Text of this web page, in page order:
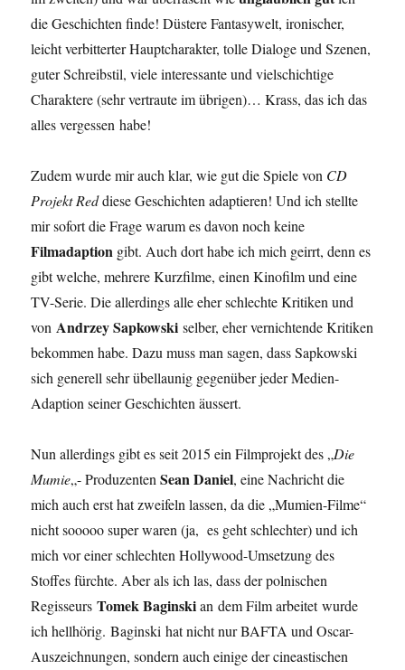
die Geschichten finde! Düstere Fantasywelt, ironischer,
leicht verbitterter Hauptcharakter, tolle Dialoge und Szenen,
guter Schreibstil, viele interessante und vielschichtige
Charaktere (sehr vertraute im übrigen)… Krass, das ich das
alles vergessen habe!
Zudem wurde mir auch klar, wie gut die Spiele von CD
Projekt Reddiese Geschichten adaptieren! Und ich stellte
mir sofort die Frage warum es davon noch keine
Filmadaption gibt. Auch dort habe ich mich geirrt, denn es
gibt welche, mehrere Kurzfilme, einen Kinofilm und eine
TV-Serie. Die allerdings alle eher schlechte Kritiken und
von Andrzey Sapkowskiselber, eher vernichtende Kritiken
bekommen habe. Dazu muss man sagen, dass Sapkowski
sich generell sehr übellaunig gegenüber jeder Medien-
Adaption seiner Geschichten äussert.
Nun allerdings gibt es seit 2015 ein Filmprojekt des „Die
Mumie„- ProduzentenSean Daniel, eine Nachricht die
mich auch erst hat zweifeln lassen, da die „Mumien-Filme“
nicht sooooo super waren (ja, es geht schlechter) und ich
mich vor einer schlechten Hollywood-Umsetzung des
Stoffes fürchte. Aber als ich las, dass der polnischen
RegisseursTomek Baginskian dem Film arbeitet wurde
ich hellhörig. Baginski hat nicht nur BAFTA und Oscar-
Auszeichnungen, sondern auch einige der cineastischen